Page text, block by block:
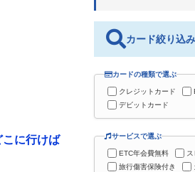
に行けば
カード絞り込
カードの種類で選ぶ
クレジットカード
デビットカード
サービスで選ぶ
ETC年会費無料
旅行傷害保険付き